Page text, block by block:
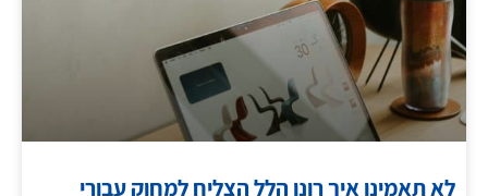
לא תאמינו איך רונן הלל הצליח למחוק עבורי